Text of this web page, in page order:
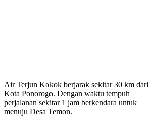
Air Terjun Kokok berjarak sekitar 30 km dari
Kota Ponorogo. Dengan waktu tempuh
perjalanan sekitar 1 jam berkendara untuk
menuju Desa Temon.